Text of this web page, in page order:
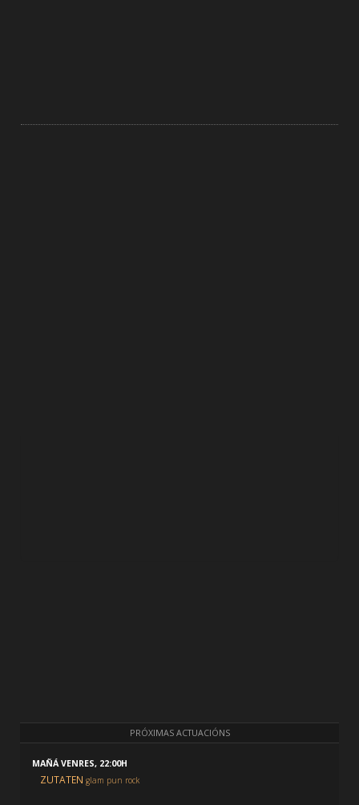
PRÓXIMAS ACTUACIÓNS
MAÑÁ VENRES, 22:00H
ZUTATEN glam pun rock